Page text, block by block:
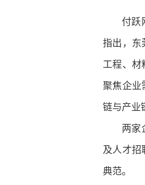
付跃
指出，东
工程、材
聚焦企业
链与产业
两家
及人才招
典范。